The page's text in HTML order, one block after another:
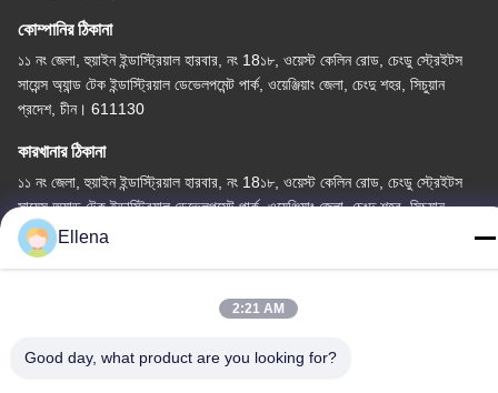
কোম্পানির ঠিকানা
১১ নং জেলা, হুয়াইন ইন্ডাস্ট্রিয়াল হারবার, নং 18১৮, ওয়েস্ট কেলিন রোড, চেংডু স্ট্রেইটস
সায়েন্স অ্যান্ড টেক ইন্ডাস্ট্রিয়াল ডেভেলপমেন্ট পার্ক, ওয়েঞ্জিয়াং জেলা, চেংদু শহর, সিচুয়ান
প্রদেশ, চীন। 611130
কারখানার ঠিকানা
১১ নং জেলা, হুয়াইন ইন্ডাস্ট্রিয়াল হারবার, নং 18১৮, ওয়েস্ট কেলিন রোড, চেংডু স্ট্রেইটস
সায়েন্স অ্যান্ড টেক ইন্ডাস্ট্রিয়াল ডেভেলপমেন্ট পার্ক, ওয়েঞ্জিয়াং জেলা, চেংদু শহর, সিচুয়ান
প্রদেশ, চীন। 611130
টেলি
Ellena
2:21 AM
Good day, what product are you looking for?